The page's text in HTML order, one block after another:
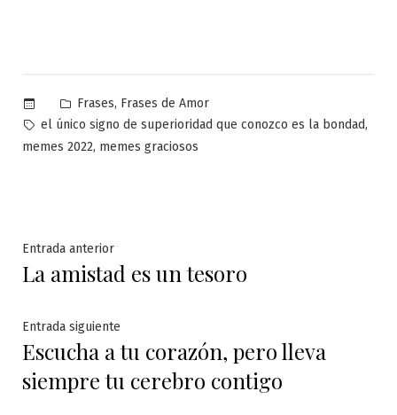
Publicado
en
Frases, Frases de Amor
Etiquetas:
el único signo de superioridad que conozco es la bondad,
memes 2022, memes graciosos
Navegación
de
entradas
Entrada anteriorEntrada
anterior:
La amistad es un tesoro
Entrada siguiente
siguiente:
Escucha a tu corazón, pero lleva
siempre tu cerebro contigo